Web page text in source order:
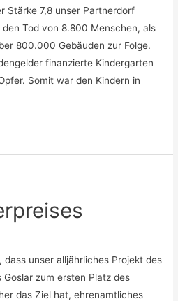
Stärke 7,8 unser Partnerdorf
Tod von 8.800 Menschen, als
800.000 Gebäuden zur Folge.
finanzierte Kindergarten
Somit war den Kindern in
unser alljährliches Projekt des
zum ersten Platz des
das Ziel hat, ehrenamtliches